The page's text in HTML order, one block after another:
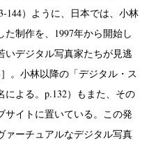
144）ように、日本では、小林
制作を、1997年から開始し
いデジタル写真家たちが見逃
。小林以降の「デジタル・ス
よる。p.132）もまた、その
サイトに置いている。この発
ァーチュアルなデジタル写真